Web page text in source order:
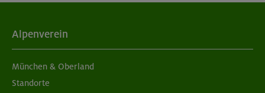
Alpenverein
München & Oberland
Standorte